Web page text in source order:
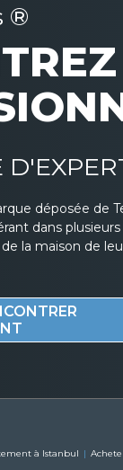
®
déposée de
dans
la maison de
à Istanbul